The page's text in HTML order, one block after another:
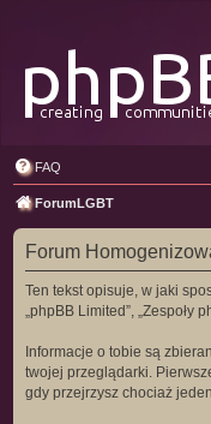
FAQ
ForumLGBT
Forum
Ten tekst opisuje, w jaki
„phpBB Limited”,
Informacje o tobie są
twojej przeglądarki.
gdy przejrzysz chociaż